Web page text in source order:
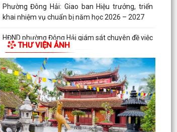
Phường Đông Hải: Giao ban Hiệu trưởng, triển
khai nhiệm vụ chuẩn bị năm học 2026 – 2027
HĐND phường Đông Hải giám sát chuyên đề việc
thực hiện nhiệm vụ thu ngân sách nhà nước
năm 2026
THƯ VIỆN ẢNH